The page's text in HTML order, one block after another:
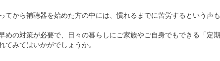
てから補聴器を始めた方の中には、慣れるまでに苦労するという声も
めの対策が必要で、日々の暮らしにご家族やご自身でもできる「定
てみてはいかがでしょうか。